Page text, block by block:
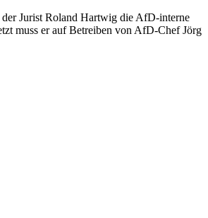
der Jurist Roland Hartwig die AfD-interne
muss er auf Betreiben von AfD-Chef Jörg